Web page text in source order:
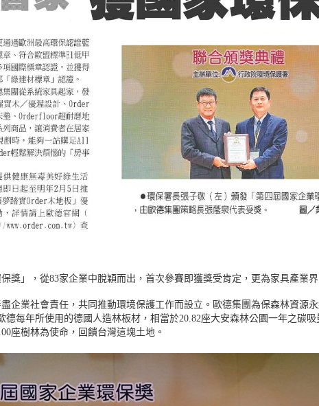
獎」，從83家企業中脫穎而出，首次參賽即獲獎受肯定，更為家具產業
企業社會責任，共同推動環境保護工作而設立。歐德集團為保森林資源
每年所使用的德國人造林板材，相當於20.82座大安森林公園一年之碳
座樹林為使命，回饋台灣這塊土地。